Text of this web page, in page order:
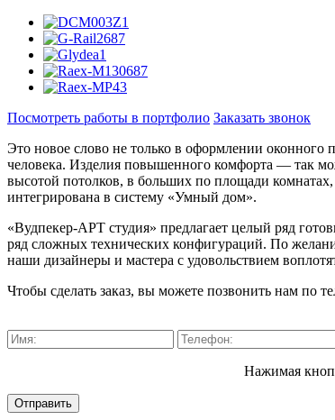
Посмотреть работы в портфолио Заказать звонок
Это новое слово не только в оформлении оконного
человека. Изделия повышенного комфорта — так
высотой потолков, в больших по площади
интегрирована в систему «Умный дом».
«Вудпекер-АРТ студия» предлагает целый ряд
ряд сложных технических конфигураций. По
наши дизайнеры и мастера с удовольствием
Чтобы сделать заказ, вы можете позвонить нам по
Нажимая
Отправить